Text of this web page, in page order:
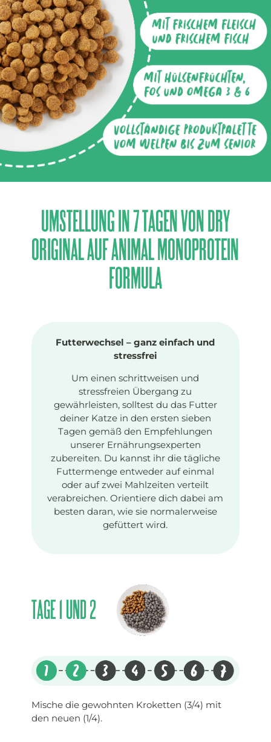
UMSTELLUNG IN 7 TAGEN VON DRY
ORIGINAL AUF ANIMAL MONOPROTEIN
FORMULA
Futterwechsel – ganz einfach und
stressfrei
Um einen schrittweisen und
stressfreien Übergang zu
gewährleisten, solltest du das Futter
deiner Katze in den ersten sieben
Tagen gemäß den Empfehlungen
unserer Ernährungsexperten
zubereiten. Du kannst ihr die tägliche
Futtermenge entweder auf einmal
oder auf zwei Mahlzeiten verteilt
verabreichen. Orientiere dich dabei am
besten daran, wie sie normalerweise
gefüttert wird.
TAGE 1 UND 2
Mische die gewohnten Kroketten (3/4) mit
den neuen (1/4).